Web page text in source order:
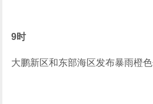
9时
大鹏新区和东部海区发布暴雨橙